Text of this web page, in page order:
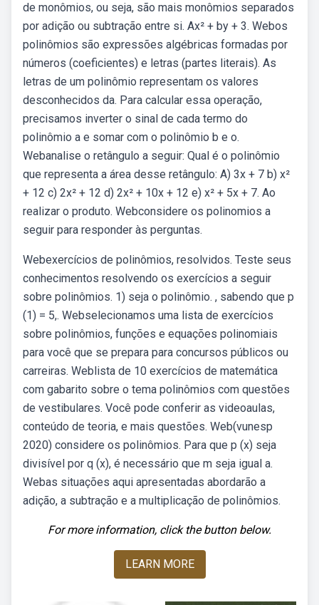
de monômios, ou seja, são mais monômios separados
por adição ou subtração entre si. Ax² + by + 3. Webos
polinômios são expressões algébricas formadas por
números (coeficientes) e letras (partes literais). As
letras de um polinômio representam os valores
desconhecidos da. Para calcular essa operação,
precisamos inverter o sinal de cada termo do
polinômio a e somar com o polinômio b e o.
Webanalise o retângulo a seguir: Qual é o polinômio
que representa a área desse retângulo: A) 3x + 7 b) x²
+ 12 c) 2x² + 12 d) 2x² + 10x + 12 e) x² + 5x + 7. Ao
realizar o produto. Webconsidere os polinomios a
seguir para responder às perguntas.
Webexercícios de polinômios, resolvidos. Teste seus
conhecimentos resolvendo os exercícios a seguir
sobre polinômios. 1) seja o polinômio. , sabendo que p
(1) = 5,. Webselecionamos uma lista de exercícios
sobre polinômios, funções e equações polinomiais
para você que se prepara para concursos públicos ou
carreiras. Weblista de 10 exercícios de matemática
com gabarito sobre o tema polinômios com questões
de vestibulares. Você pode conferir as videoaulas,
conteúdo de teoria, e mais questões. Web(vunesp
2020) considere os polinômios. Para que p (x) seja
divisível por q (x), é necessário que m seja igual a.
Webas situações aqui apresentadas abordarão a
adição, a subtração e a multiplicação de polinômios.
For more information, click the button below.
LEARN MORE